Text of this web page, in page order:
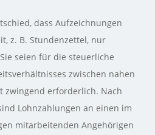
dass Aufzeichnungen
z. B. Stundenzettel, nur
seien für die steuerliche
zwischen nahen
zwingend erforderlich. Nach
Lohnzahlungen an einen im
mitarbeitenden Angehörigen